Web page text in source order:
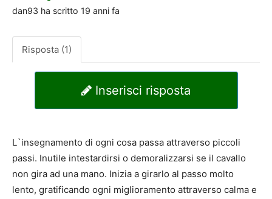
dan93 ha scritto 19 anni fa
Risposta (1)
Inserisci risposta
L`insegnamento di ogni cosa passa attraverso piccoli
passi. Inutile intestardirsi o demoralizzarsi se il cavallo
non gira ad una mano. Inizia a girarlo al passo molto
lento, gratificando ogni miglioramento attraverso calma e